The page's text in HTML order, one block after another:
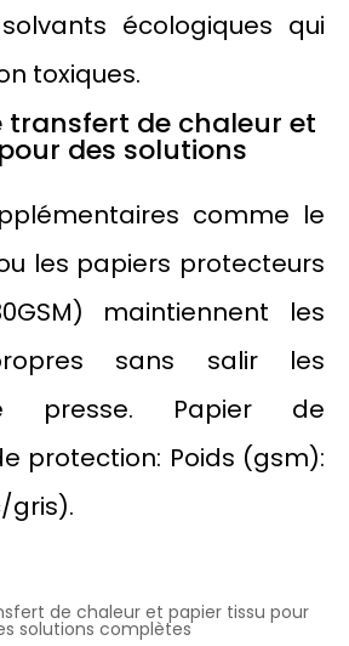
écologiques qui
toxiques.
transfert de chaleur et
des solutions
comme le
les papiers protecteurs
maintiennent les
sans salir les
presse. Papier de
protection: Poids (gsm):
gris).